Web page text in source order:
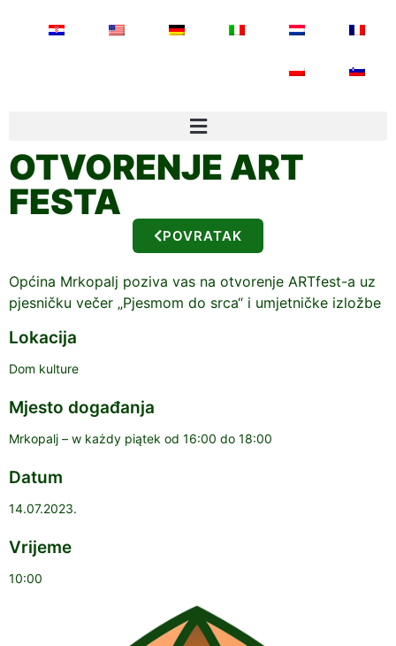
OTVORENJE ART
FESTA
POVRATAK
Općina Mrkopalj poziva vas na otvorenje ARTfest-a uz
pjesničku večer „Pjesmom do srca“ i umjetničke izložbe
Lokacija
Dom kulture
Mjesto događanja
Mrkopalj – w każdy piątek od 16:00 do 18:00
Datum
14.07.2023.
Vrijeme
10:00